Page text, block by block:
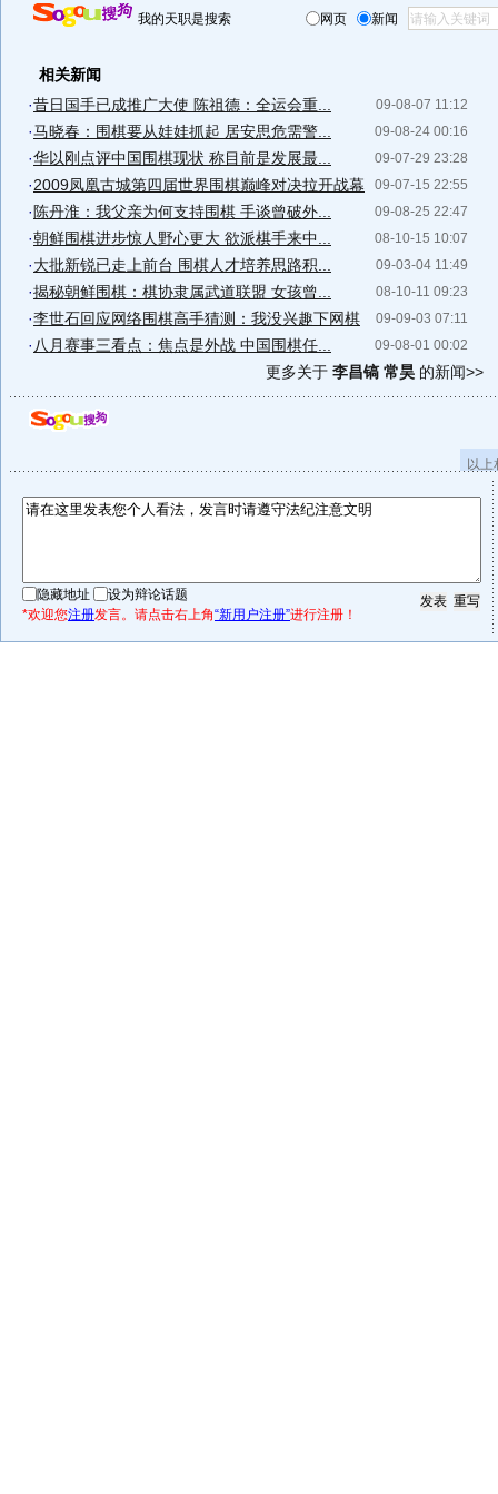
我的天职是搜索 网页 新闻
相关新闻
09-08-07 11:12
·昔日国手已成推广大使 陈祖德：全运会重...
09-08-24 00:16
·马晓春：围棋要从娃娃抓起 居安思危需警...
09-07-29 23:28
·华以刚点评中国围棋现状 称目前是发展最...
09-07-15 22:55
·2009凤凰古城第四届世界围棋巅峰对决拉开战幕
09-08-25 22:47
· 陈丹淮：我父亲为何支持围棋 手谈曾破外...
08-10-15 10:07
·朝鲜围棋进步惊人野心更大 欲派棋手来中...
09-03-04 11:49
·大批新锐已走上前台 围棋人才培养思路积...
08-10-11 09:23
·揭秘朝鲜围棋：棋协隶属武道联盟 女孩曾...
09-09-03 07:11
·李世石回应网络围棋高手猜测：我没兴趣下网棋
09-08-01 00:02
· 八月赛事三看点：焦点是外战 中国围棋任...
更多关于 李昌镐 常昊 的新闻>>
以
隐藏地址
设为辩论话题
*欢迎您注册发言。请点击右上角“新用户注册”进行注册！